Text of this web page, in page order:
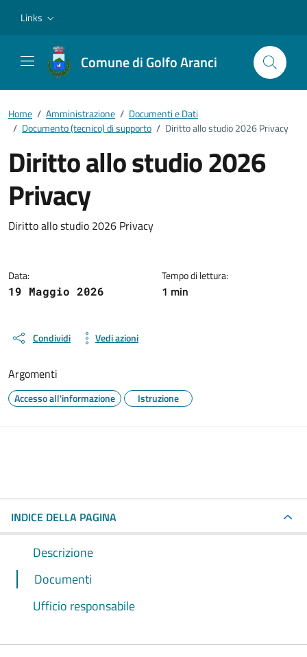
Links
Comune di Golfo Aranci
Home / Amministrazione / Documenti e Dati
/ Documento (tecnico) di supporto / Diritto allo studio 2026 Privacy
Diritto allo studio 2026
Privacy
Dettagli del documento
Diritto allo studio 2026 Privacy
Data:
19 Maggio 2026
Tempo di lettura:
1 min
Condividi Vedi azioni
Argomenti
Accesso all'informazione Istruzione
INDICE DELLA PAGINA
Descrizione
Documenti
Ufficio responsabile